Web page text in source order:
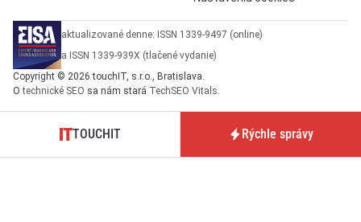
aktualizované denne: ISSN 1339-9497 (online)
a ISSN 1339-939X (tlačené vydanie)
Copyright © 2026 touchIT, s.r.o., Bratislava.
Otechnické SEO sa nám stará TechSEO Vitals.
TOUCHIT Rýchle správy